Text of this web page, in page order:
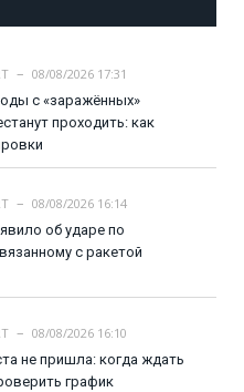
08/08/2026 17:31
с «заражённых»
проходить: как
08/08/2026 16:14
об ударе по
с ракетой
08/08/2026 16:10
не пришла: когда ждать
график